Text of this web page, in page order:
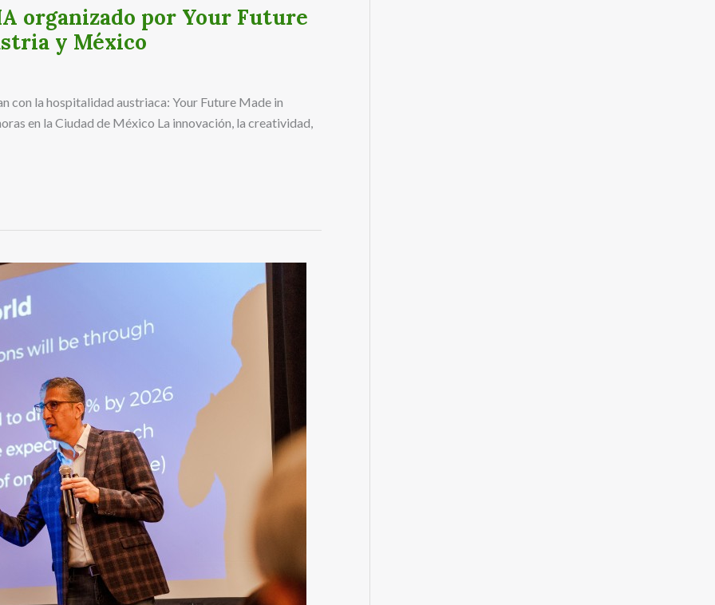
organizado por Your Future
y México
con la hospitalidad austriaca: Your Future Made in
en la Ciudad de México La innovación, la creatividad,